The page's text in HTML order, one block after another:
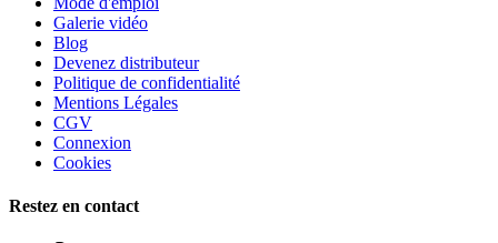
Galerie vidéo
Blog
Devenez distributeur
Politique de confidentialité
Mentions Légales
CGV
Connexion
Cookies
Restez en contact